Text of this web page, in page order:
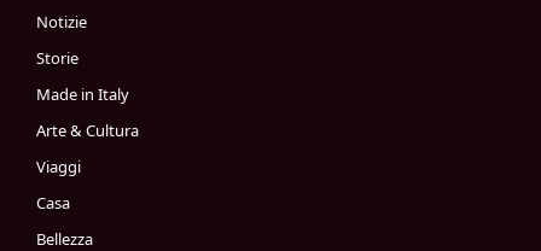
Notizie
Storie
Made in Italy
Arte & Cultura
Viaggi
Casa
Bellezza